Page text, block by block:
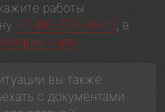
работы
+7 495 774-88-15, в
чате.
вы также
с документами